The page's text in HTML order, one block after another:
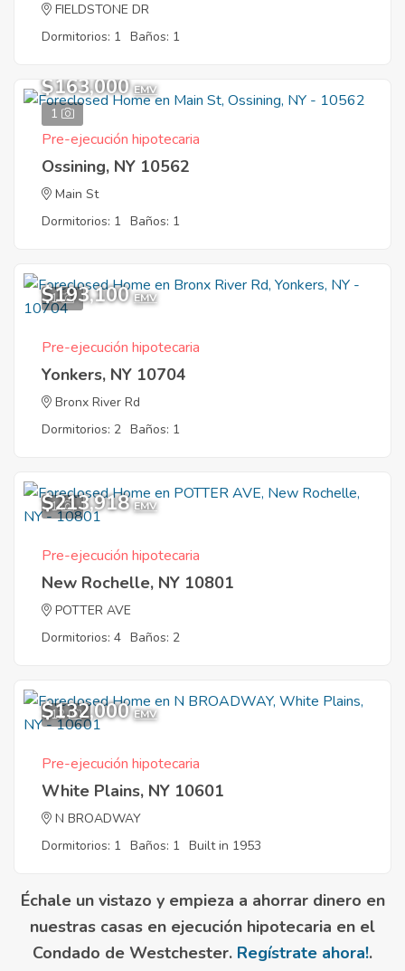
FIELDSTONE DR
Dormitorios: 1 Baños: 1
1
$163,000 EMV
Pre-ejecución hipotecaria
Ossining, NY 10562
Main St
Dormitorios: 1 Baños: 1
1
$193,100 EMV
Pre-ejecución hipotecaria
Yonkers, NY 10704
Bronx River Rd
Dormitorios: 2 Baños: 1
1
$213,918 EMV
Pre-ejecución hipotecaria
New Rochelle, NY 10801
POTTER AVE
Dormitorios: 4 Baños: 2
12
$132,000 EMV
Pre-ejecución hipotecaria
White Plains, NY 10601
N BROADWAY
Dormitorios: 1 Baños: 1 Built in 1953
Échale un vistazo y empieza a ahorrar dinero en
nuestras casas en ejecución hipotecaria en el
Condado de Westchester. Regístrate ahora!.